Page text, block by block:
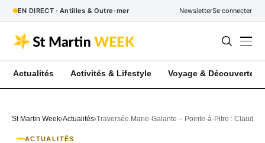
EN DIRECT · Antilles & Outre-mer NewsletterSe connecter
Actualités Activités & Lifestyle Voyage & Découverte
St Martin Week Actualités Traversée Marie-Galante – Pointe-à-Pitre : Claude
ACTUALITÉS